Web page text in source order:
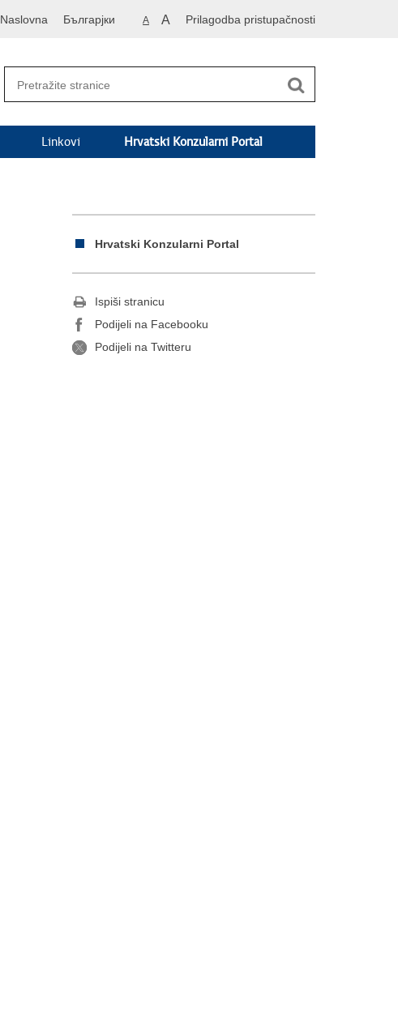
Naslovna Българјки A A Prilagodba pristupačnosti
Linkovi Hrvatski Konzularni Portal
Hrvatski Konzularni Portal
Ispiši stranicu
Podijeli na Facebooku
Podijeli na Twitteru